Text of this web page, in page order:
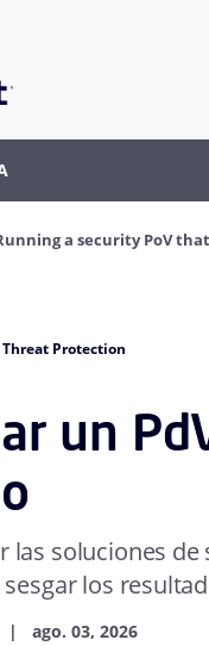
a security PoV
Protection
un
las soluciones
los
ago. 03, 2026